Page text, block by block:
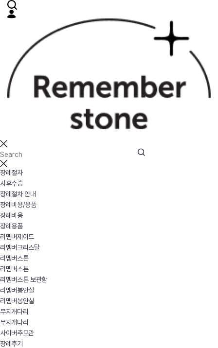
장례절차
사후수습
장례절차 안내
장례비용/용품
장례비용
장례용품
리멤버제이드
리멤버크리스탈
리멤버스톤
리멤버스톤
리멤버스톤 보관함
리멤버봉안실
리멤버봉안실
무지개다리
무지개다리
사이버추모관
장례후기